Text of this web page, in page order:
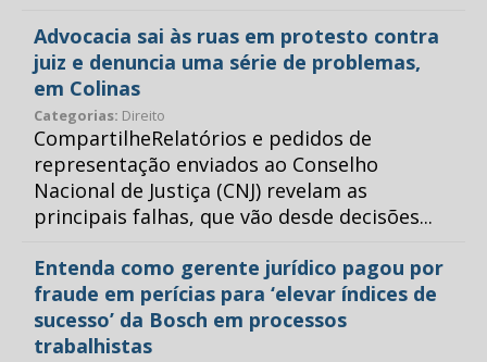
Advocacia sai às ruas em protesto contra
juiz e denuncia uma série de problemas,
em Colinas
Categorias: Direito
CompartilheRelatórios e pedidos de
representação enviados ao Conselho
Nacional de Justiça (CNJ) revelam as
principais falhas, que vão desde decisões...
Entenda como gerente jurídico pagou por
fraude em perícias para ‘elevar índices de
sucesso’ da Bosch em processos
trabalhistas